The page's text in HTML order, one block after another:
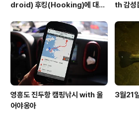
droid) 후킹(Hooking)에 대해
th 감성
영흥도 진두항 캠핑낚시 with 울
어야옹아
3월21